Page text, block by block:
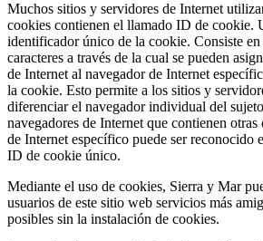
Muchos sitios y servidores de Internet
cookies contienen el llamado ID de cookie.
identificador único de la cookie. Consiste en
caracteres a través de la cual se pueden
de Internet al navegador de Internet
la cookie. Esto permite a los sitios y
diferenciar el navegador individual del
navegadores de Internet que contienen
de Internet específico puede ser reconocido
ID de cookie único.
Mediante el uso de cookies, Sierra y Mar
usuarios de este sitio web servicios más
posibles sin la instalación de cookies.